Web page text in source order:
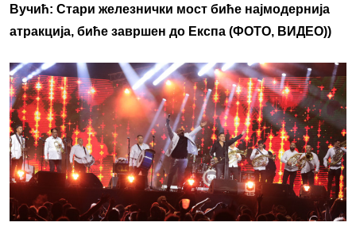
Вучић: Стари железнички мост биће најмодернија
атракција, биће завршен до Експа (ФОТО, ВИДЕО))